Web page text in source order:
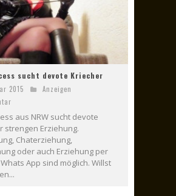
sucht devote Kriecher
2015
Anzeigen
aus NRW sucht devote
strengen Erziehung.
Chaterziehung,
oder auch Erziehung per
App sind möglich. Willst